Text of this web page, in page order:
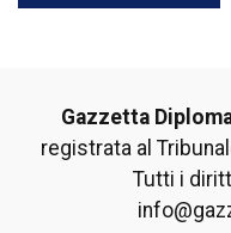
Gazzetta
registrata al
Tutti i